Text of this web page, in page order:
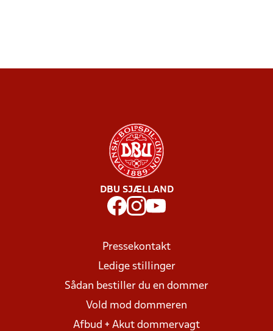
DBU SJÆLLAND
Pressekontakt
Ledige stillinger
Sådan bestiller du en dommer
Vold mod dommeren
Afbud + Akut dommervagt